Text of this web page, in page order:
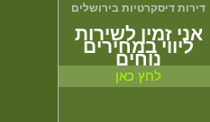
דירות דיסקרטיות בירושלים
אני זמין לשירות
ליווי במחירים
נוחים
לחץ כאן